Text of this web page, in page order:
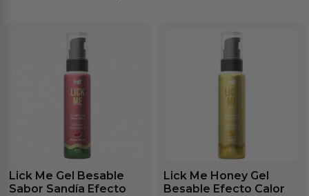
Lick Me Gel Besable
Sabor Sandía Efecto
Lick Me Honey Gel
Besable Efecto Calor